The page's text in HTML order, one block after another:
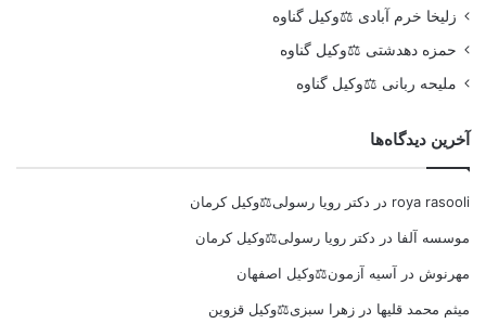
زلیخا خرم آبادی ⚖️وکیل گناوه
حمزه دهدشتی ⚖️وکیل گناوه
ملیحه ربانی ⚖️وکیل گناوه
آخرین دیدگاه‌ها
roya rasooli در دکتر رویا رسولی⚖️وکیل کرمان
موسسه آلفا در دکتر رویا رسولی⚖️وکیل کرمان
مهرنوش در آسیه آزمون⚖️وکیل اصفهان
میثم محمد قلیها در زهرا سبزی⚖️وکیل قزوین